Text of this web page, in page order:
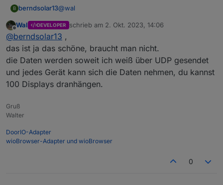
15:53:58.970 5.63
15:54:02.908 MQT: tele/Wohnen.Fernseher/
B berndsolar13@wal
supi :)
Die 2 Scripte oben gebe ich unter Konsole >
Scripte ein.
Einmal in der Steckdose 1x im Wemos wo das
Display dran hängt.
Wo genau hast du nun die IP des Wemos
eingegeben ?
Die Steckdose weiß doch nicht wem sie es
Offline
Wal DEVELOPER schrieb am 2. Okt. 2023, 14:06
zuletzt editiert von
@berndsolar13 ,
das ist ja das schöne, braucht man nicht.
die Daten werden soweit ich weiß über UDP gesendet
und jedes Gerät kann sich die Daten nehmen, du kannst
100 Displays dranhängen.
Gruß
Walter
DoorIO-Adapter
wioBrowser-Adapter und wioBrowser
0